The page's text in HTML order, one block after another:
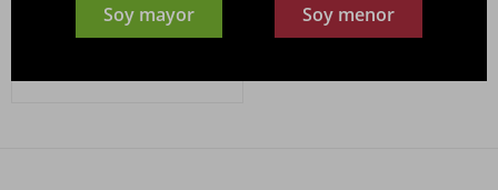
Soy mayor Soy menor
Champagne LANSON Dry
Sec 750ml.